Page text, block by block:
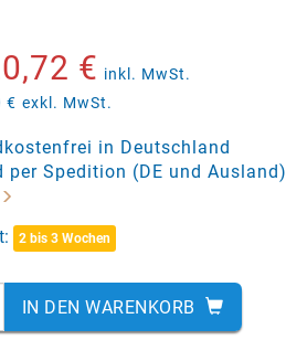
€ inkl. MwSt.
€ exkl. MwSt.
in Deutschland
per Spedition (DE und Ausland)
2 bis 3 Wochen
IN DEN WARENKORB